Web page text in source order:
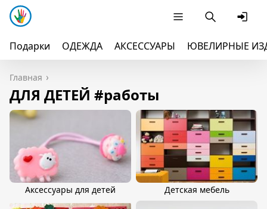
Подарки ОДЕЖДА АКСЕССУАРЫ ЮВЕЛИРНЫЕ
Главная
ДЛЯ ДЕТЕЙ #работы
Аксессуары для детей Детская мебель